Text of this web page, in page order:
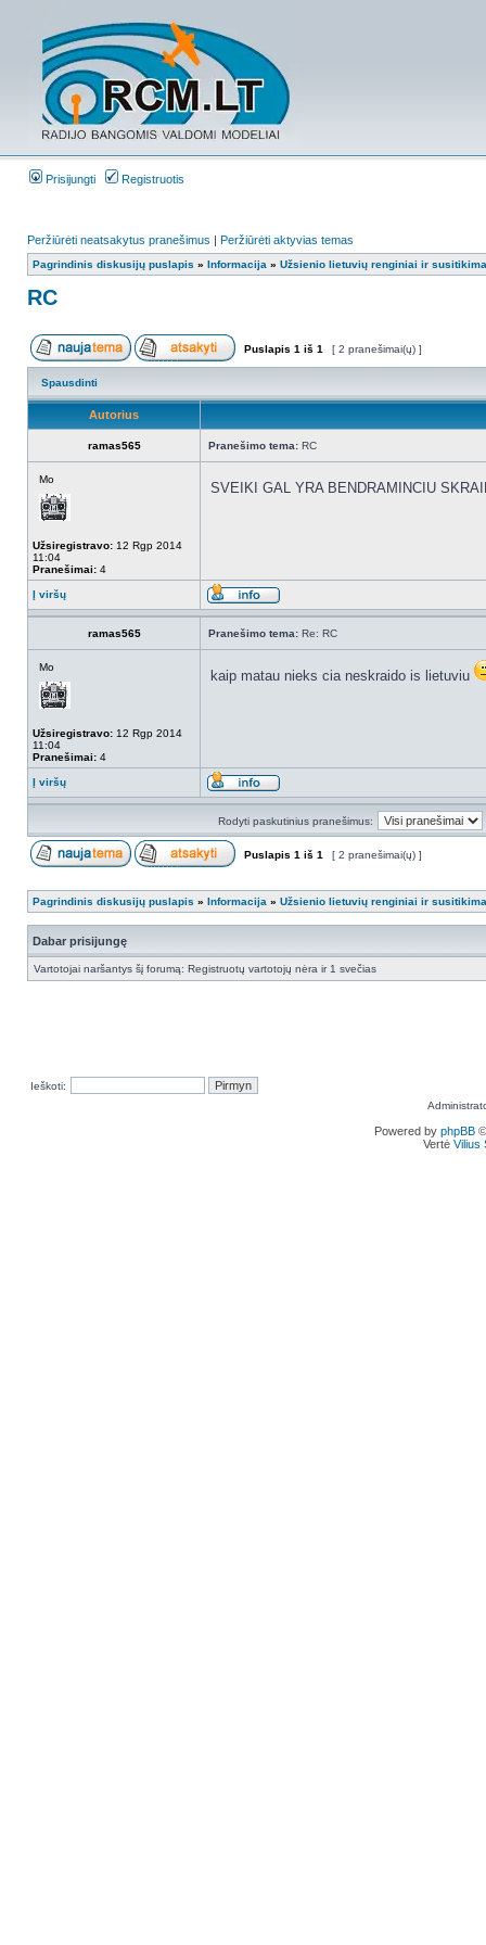
Prisijungti Registruotis
Peržiūrėti neatsakytus pranešimus | Peržiūrėti aktyvias temas
Pagrindinis diskusijų puslapis » Informacija » Užsienio lietuvių renginiai ir
RC
Puslapis 1 iš 1 [ 2 pranešimai(ų) ]
Spausdinti
Autorius
ramas565 Pranešimo tema: RC
Mo
Užsiregistravo: 12 Rgp 2014
11:04
Pranešimai: 4
SVEIKI GAL YRA BENDRAMINCIU
Į viršų
ramas565 Pranešimo tema: Re: RC
Mo
Užsiregistravo: 12 Rgp 2014
11:04
Pranešimai: 4
kaip matau nieks cia neskraido is lietuviu
Į viršų
Rodyti paskutinius pranešimus:
Puslapis 1 iš 1 [ 2 pranešimai(ų) ]
Pagrindinis diskusijų puslapis » Informacija » Užsienio lietuvių renginiai ir
Dabar prisijungę
Vartotojai naršantys šį forumą: Registruotų vartotojų nėra ir 1 svečias
Ieškoti:
Powered by phpBB
Vertė Vilius